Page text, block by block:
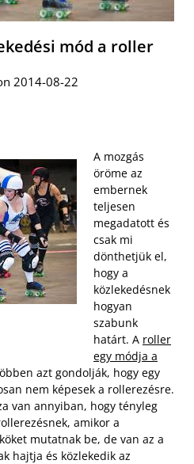
mód a roller
2014-08-22
A mozgás
öröme az
embernek
teljesen
megadatott és
csak mi
dönthetjük el,
hogy a
közlekedésnek
hogyan
szabunk
határt. A roller
egy módja a
azt gondolják, hogy egy
nem képesek a rollerezésre.
van annyiban, hogy tényleg
amikor a
mutatnak be, de van az a
hajtja és közlekedik az